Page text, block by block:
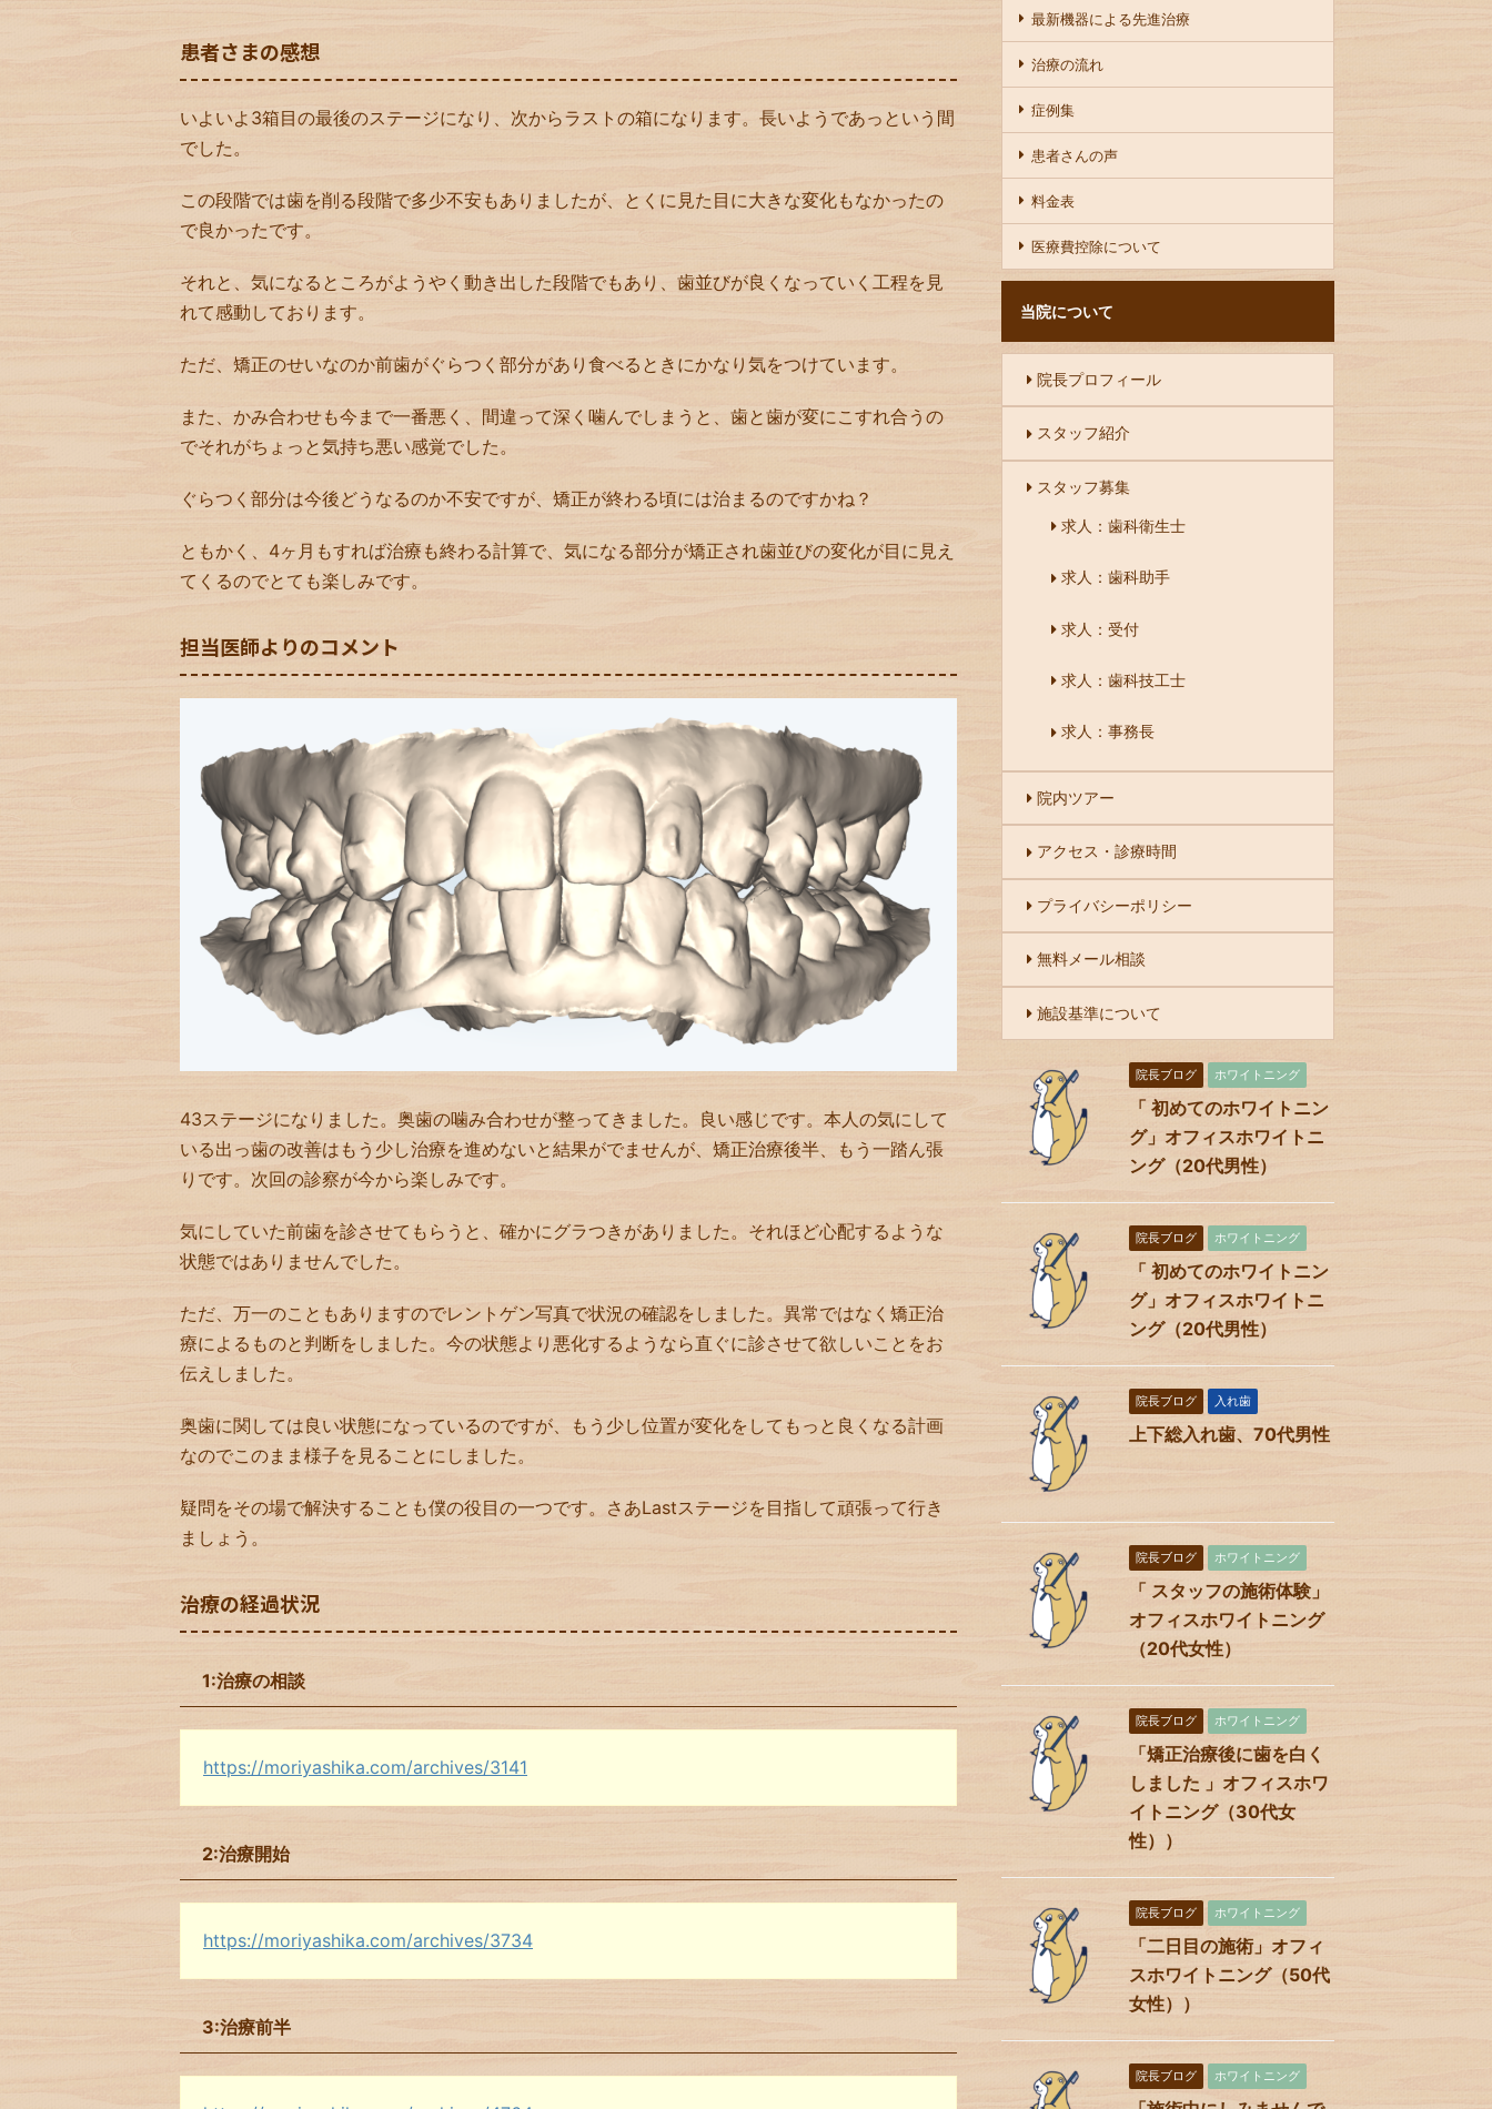
患者さまの感想
いよいよ3箱目の最後のステージになり、次からラストの箱になります。長いようであっという間
でした。
この段階では歯を削る段階で多少不安もありましたが、とくに見た目に大きな変化もなかったの
で良かったです。
それと、気になるところがようやく動き出した段階でもあり、歯並びが良くなっていく工程を見
れて感動しております。
ただ、矯正のせいなのか前歯がぐらつく部分があり食べるときにかなり気をつけています。
また、かみ合わせも今まで一番悪く、間違って深く噛んでしまうと、歯と歯が変にこすれ合うの
でそれがちょっと気持ち悪い感覚でした。
ぐらつく部分は今後どうなるのか不安ですが、矯正が終わる頃には治まるのですかね？
ともかく、4ヶ月もすれば治療も終わる計算で、気になる部分が矯正され歯並びの変化が目に見え
てくるのでとても楽しみです。
担当医師よりのコメント
43ステージになりました。奥歯の噛み合わせが整ってきました。良い感じです。本人の気にして
いる出っ歯の改善はもう少し治療を進めないと結果がでませんが、矯正治療後半、もう一踏ん張
りです。次回の診察が今から楽しみです。
気にしていた前歯を診させてもらうと、確かにグラつきがありました。それほど心配するような
状態ではありませんでした。
ただ、万一のこともありますのでレントゲン写真で状況の確認をしました。異常ではなく矯正治
療によるものと判断をしました。今の状態より悪化するようなら直ぐに診させて欲しいことをお
伝えしました。
奥歯に関しては良い状態になっているのですが、もう少し位置が変化をしてもっと良くなる計画
なのでこのまま様子を見ることにしました。
疑問をその場で解決することも僕の役目の一つです。さあLastステージを目指して頑張って行き
ましょう。
治療の経過状況
1:治療の相談
https://moriyashika.com/archives/3141
2:治療開始
https://moriyashika.com/archives/3734
3:治療前半
最新機器による先進治療
治療の流れ
症例集
患者さんの声
料金表
医療費控除について
当院について
院長プロフィール
スタッフ紹介
スタッフ募集
求人：歯科衛生士
求人：歯科助手
求人：受付
求人：歯科技工士
求人：事務長
院内ツアー
アクセス・診療時間
プライバシーポリシー
無料メール相談
施設基準について
院長ブログ ホワイトニング
「 初めてのホワイトニン
グ」オフィスホワイトニ
ング（20代男性）
院長ブログ ホワイトニング
「 初めてのホワイトニン
グ」オフィスホワイトニ
ング（20代男性）
院長ブログ 入れ歯
上下総入れ歯、70代男性
院長ブログ ホワイトニング
「 スタッフの施術体験」
オフィスホワイトニング
（20代女性）
院長ブログ ホワイトニング
「矯正治療後に歯を白く
しました 」オフィスホワ
イトニング（30代女
性））
院長ブログ ホワイトニング
「二日目の施術」オフィ
スホワイトニング（50代
女性））
院長ブログ ホワイトニング